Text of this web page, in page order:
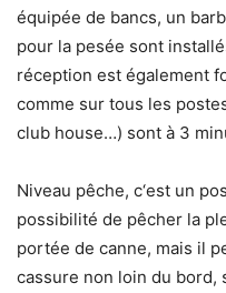
équipée de bancs, un
pour la pesée sont
réception est également
comme sur tous les
club house…) sont à 3
Niveau pêche, c‘est un
possibilité de pêcher la
portée de canne, mais il
cassure non loin du bord,